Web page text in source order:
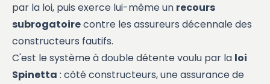
par la loi, puis exerce lui-même un recours
subrogatoirecontre les assureurs décennale des
constructeurs fautifs.
C'est le système à double détente voulu par la loi
Spinetta : côté constructeurs, une assurance de